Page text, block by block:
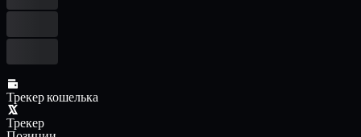
Трекер кошелька
Трекер